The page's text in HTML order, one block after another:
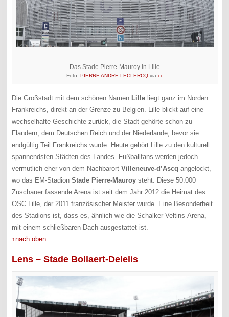
Das Stade Pierre-Mauroy in Lille
Foto:PIERRE ANDRE LECLERCQ viacc
Die Großstadt mit dem schönen Namen Lille liegt ganz im Norden
Frankreichs, direkt an der Grenze zu Belgien. Lille blickt auf eine
wechselhafte Geschichte zurück, die Stadt gehörte schon zu
Flandern, dem Deutschen Reich und der Niederlande, bevor sie
endgültig Teil Frankreichs wurde. Heute gehört Lille zu den kulturell
spannendsten Städten des Landes. Fußballfans werden jedoch
vermutlich eher von dem NachbarortVilleneuve-d’Ascq angelockt,
wo das EM-StadionStade Pierre-Mauroy steht. Diese 50.000
Zuschauer fassende Arena ist seit dem Jahr 2012 die Heimat des
OSC Lille, der 2011 französischer Meister wurde. Eine Besonderheit
des Stadions ist, dass es, ähnlich wie die Schalker Veltins-Arena,
mit einem schließbaren Dach ausgestattet ist.
↑nach oben
Lens – Stade Bollaert-Delelis